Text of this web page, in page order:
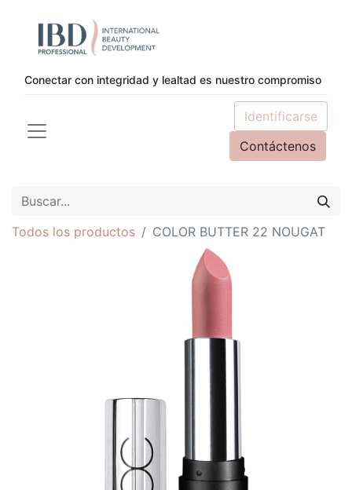
Conectar con integridad y lealtad es nuestro compromiso
Identificarse
Contáctenos
Todos los productos COLOR BUTTER 22 NOUGAT